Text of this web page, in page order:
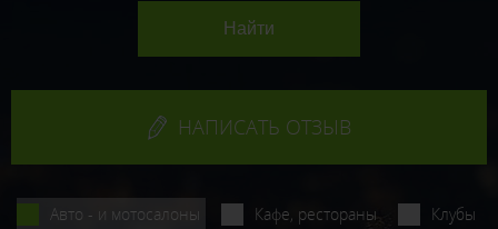
НАПИСАТЬ ОТЗЫВ
Авто - и мотосалоны Кафе, рестораны
Клубы